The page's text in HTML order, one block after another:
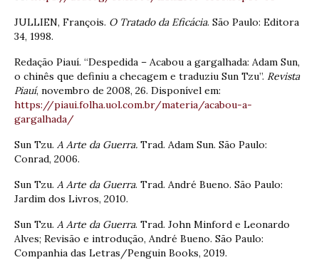
JULLIEN, François. O Tratado da Eficácia. São Paulo: Editora
34, 1998.
Redação Piauí. “Despedida – Acabou a gargalhada: Adam Sun,
o chinês que definiu a checagem e traduziu Sun Tzu”. Revista
Piauí, novembro de 2008, 26. Disponível em:
https://piaui.folha.uol.com.br/materia/acabou-a-
gargalhada/
Sun Tzu. A Arte da Guerra. Trad. Adam Sun. São Paulo:
Conrad, 2006.
Sun Tzu. A Arte da Guerra. Trad. André Bueno. São Paulo:
Jardim dos Livros, 2010.
Sun Tzu. A Arte da Guerra. Trad. John Minford e Leonardo
Alves; Revisão e introdução, André Bueno. São Paulo:
Companhia das Letras/Penguin Books, 2019.